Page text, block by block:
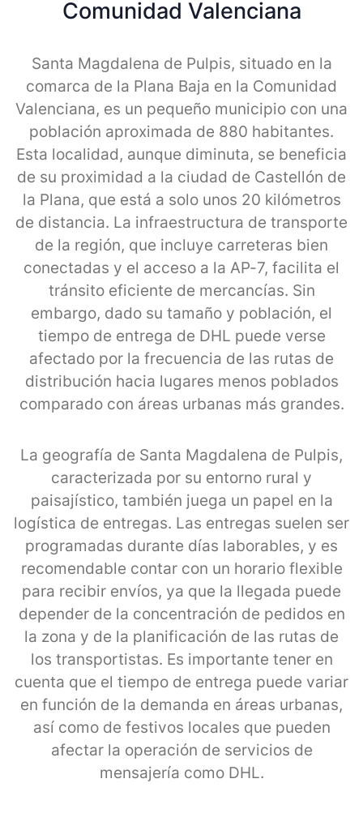
Comunidad Valenciana
Santa Magdalena de Pulpis, situado en la
comarca de la Plana Baja en la Comunidad
Valenciana, es un pequeño municipio con una
población aproximada de 880 habitantes.
Esta localidad, aunque diminuta, se beneficia
de su proximidad a la ciudad de Castellón de
la Plana, que está a solo unos 20 kilómetros
de distancia. La infraestructura de transporte
de la región, que incluye carreteras bien
conectadas y el acceso a la AP-7, facilita el
tránsito eficiente de mercancías. Sin
embargo, dado su tamaño y población, el
tiempo de entrega de DHL puede verse
afectado por la frecuencia de las rutas de
distribución hacia lugares menos poblados
comparado con áreas urbanas más grandes.
La geografía de Santa Magdalena de Pulpis,
caracterizada por su entorno rural y
paisajístico, también juega un papel en la
logística de entregas. Las entregas suelen ser
programadas durante días laborables, y es
recomendable contar con un horario flexible
para recibir envíos, ya que la llegada puede
depender de la concentración de pedidos en
la zona y de la planificación de las rutas de
los transportistas. Es importante tener en
cuenta que el tiempo de entrega puede variar
en función de la demanda en áreas urbanas,
así como de festivos locales que pueden
afectar la operación de servicios de
mensajería como DHL.